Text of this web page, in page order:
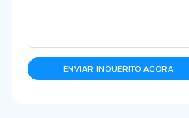
ENVIAR INQUÉRITO AGORA